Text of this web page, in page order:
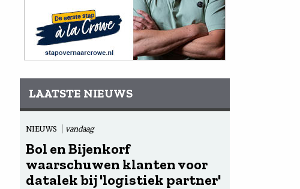
LAATSTE NIEUWS
NIEUWS vandaag
Bol en Bijenkorf
waarschuwen klanten voor
datalek bij 'logistiek partner'